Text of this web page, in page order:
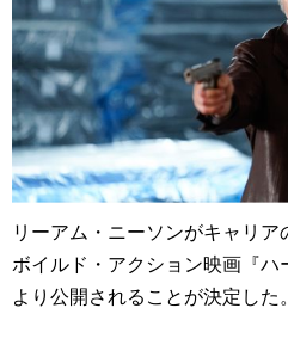
リーアム・ニーソンがキャリ
ボイルド・アクション映画『
より公開されることが決定した。